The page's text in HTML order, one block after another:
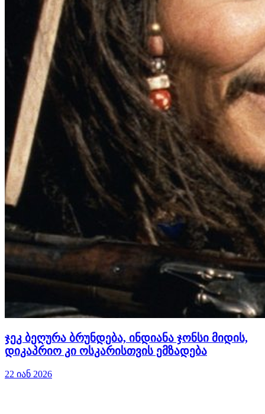
ჯეკ ბეღურა ბრუნდება, ინდიანა ჯონსი მიდის,
დიკაპრიო კი ოსკარისთვის ემზადება
22 იან 2026